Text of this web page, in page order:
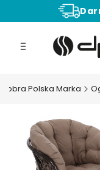
Aż
Dobra Polska Marka